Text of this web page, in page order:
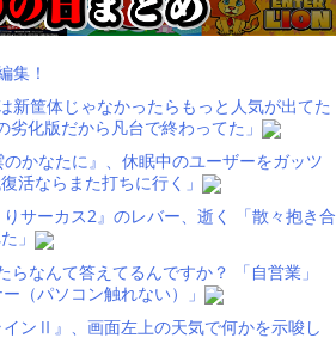
集！
新筐体じゃなかったらもっと人気が出てた
化版だから凡台で終わってた」
のかなたに』、休眠中のユーザーをガッツ
活ならまた打ちに行く」
りサーカス2』のレバー、逝く 「散々抱き合
」
なんて答えてるんですか？ 「自営業」
（パソコン触れない）」
インⅡ』、画面左上の天気で何かを示唆し